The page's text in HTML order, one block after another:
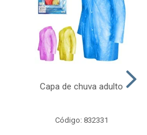
Capa de chuva adulto
Código: 832331